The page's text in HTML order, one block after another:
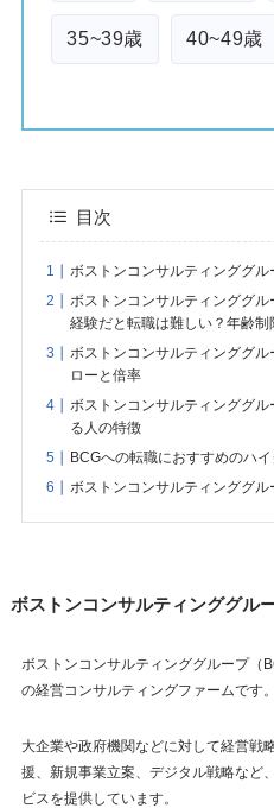
35~39歳 40~49歳
目次
ボストンコンサルティンググ
ボストンコンサルティンググ
経験だと転職は難しい？年齢制
ボストンコンサルティンググ
ローと倍率
ボストンコンサルティンググ
る人の特徴
BCGへの転職におすすめのハ
ボストンコンサルティンググ
ボストンコンサルティンググル
ボストンコンサルティンググループ（
の経営コンサルティングファームです。
大企業や政府機関などに対して経営戦
援、新規事業立案、デジタル戦略など
ビスを提供しています。